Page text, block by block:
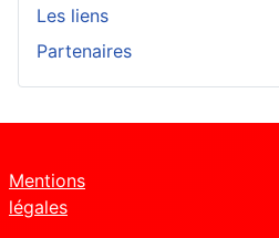
Les liens
Partenaires
Mentions
légales